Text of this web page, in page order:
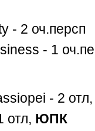
- 2 оч.персп
- 1
- 2
отл, ЮПК